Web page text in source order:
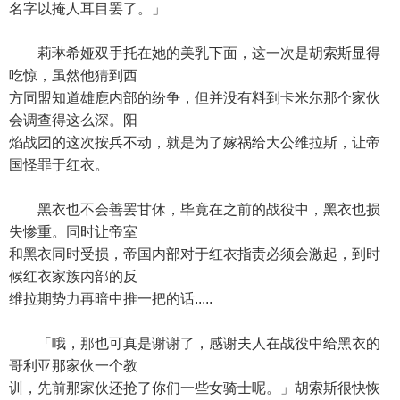
名字以掩人耳目罢了。」
莉琳希娅双手托在她的美乳下面，这一次是胡索斯显得
吃惊，虽然他猜到西
方同盟知道雄鹿内部的纷争，但并没有料到卡米尔那个家伙
会调查得这么深。阳
焰战团的这次按兵不动，就是为了嫁祸给大公维拉斯，让帝
国怪罪于红衣。
黑衣也不会善罢甘休，毕竟在之前的战役中，黑衣也损
失惨重。同时让帝室
和黑衣同时受损，帝国内部对于红衣指责必须会激起，到时
候红衣家族内部的反
维拉期势力再暗中推一把的话.....
「哦，那也可真是谢谢了，感谢夫人在战役中给黑衣的
哥利亚那家伙一个教
训，先前那家伙还抢了你们一些女骑士呢。」胡索斯很快恢